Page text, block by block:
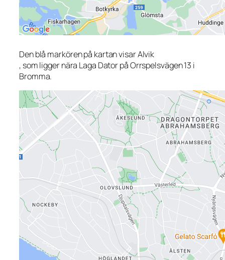
Den blå markören på kartan visar Alvik
, som ligger nära Laga Dator på Orrspelsvägen 13 i
Bromma.